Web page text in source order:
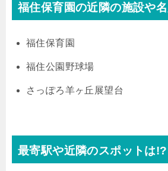
福住保育園の近隣の施設や
福住保育園
福住公園野球場
さっぽろ羊ヶ丘展望台
最寄駅や近隣のスポットは!?